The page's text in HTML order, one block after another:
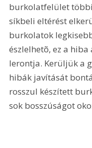
burkolatfelület
síkbeli eltérést
burkolatok
észlelhetõ, ez a
lerontja. Kerüljük a
hibák javítását
rosszul készített
sok bosszúságot